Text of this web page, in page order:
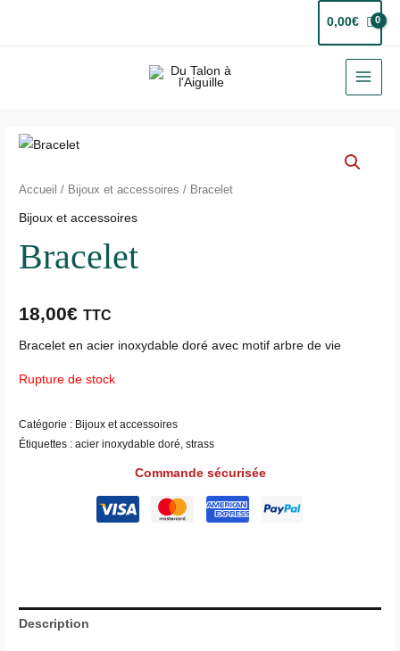
0,00€
Accueil / Bijoux et accessoires / Bracelet
Bijoux et accessoires
Bracelet
18,00€ TTC
Bracelet en acier inoxydable doré avec motif arbre de vie
Rupture de stock
Catégorie : Bijoux et accessoires
Étiquettes :acier inoxydable doré ,strass
Commande sécurisée
Description